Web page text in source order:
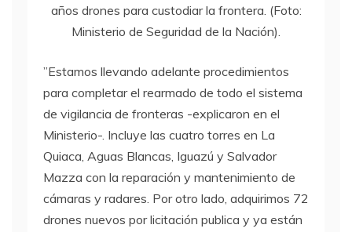
años drones para custodiar la frontera. (Foto:
Ministerio de Seguridad de la Nación).
”Estamos llevando adelante procedimientos
para completar el rearmado de todo el sistema
de vigilancia de fronteras -explicaron en el
Ministerio-. Incluye las cuatro torres en La
Quiaca, Aguas Blancas, Iguazú y Salvador
Mazza con la reparación y mantenimiento de
cámaras y radares. Por otro lado, adquirimos 72
drones nuevos por licitación publica y ya están